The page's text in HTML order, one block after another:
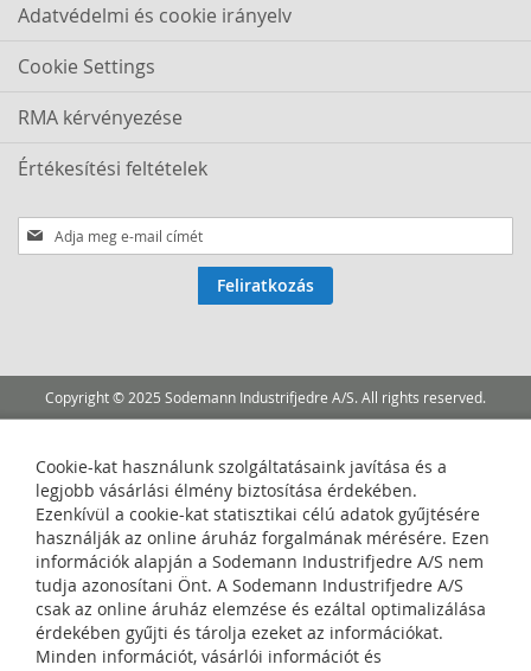
Adatvédelmi és cookie irányelv
Cookie Settings
RMA kérvényezése
Értékesítési feltételek
Iratkozzon
fel
Feliratkozás
Copyright © 2025 Sodemann Industrifjedre A/S. All rights reserved.
Cookie-kat használunk szolgáltatásaink javítása és a
legjobb vásárlási élmény biztosítása érdekében.
Ezenkívül a cookie-kat statisztikai célú adatok gyűjtésére
használják az online áruház forgalmának mérésére. Ezen
információk alapján a Sodemann Industrifjedre A/S nem
tudja azonosítani Önt. A Sodemann Industrifjedre A/S
csak az online áruház elemzése és ezáltal optimalizálása
érdekében gyűjti és tárolja ezeket az információkat.
Minden információt, vásárlói információt és